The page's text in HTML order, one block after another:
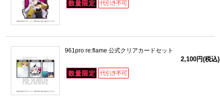
961pro re:flame 公式クリアカードセット
2,100円(税込)